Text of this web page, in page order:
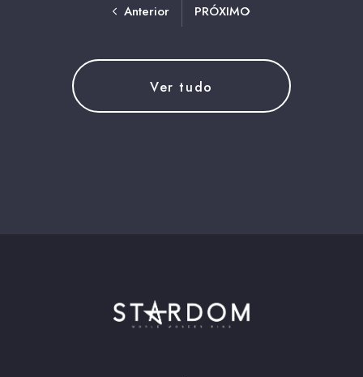
Anterior PRÓXIMO
Ver tudo